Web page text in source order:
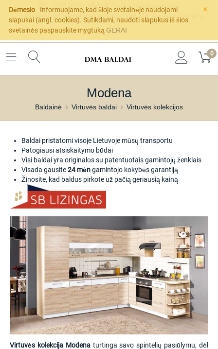
×
Dėmesio
Informuojame, kad šioje svetainėje naudojami
slapukai (angl. cookies). Sutikdami, naudoti slapukus iš šios
svetainės paspauskite mygtuką GERAI
+370 (678) 88-910
Paskambinkite mums!
Geriausi patarimai renkantiems baldus ir ruošiant interjerą
0
Modena
Baldainė Virtuvės baldai Virtuvės kolekcijos
Baldai pristatomi visoje Lietuvoje mūsų transportu
Patogiausi atsiskaitymo būdai
Visi baldai yra originalūs su patentuotais gamintojų ženklais
Visada gausite24 mėngamintojo kokybės garantiją
Žinosite, kad baldus pirkote už pačią geriausią kainą
Virtuvės kolekcija Modenaturtinga savo spintelių pasiūlymu, dėl